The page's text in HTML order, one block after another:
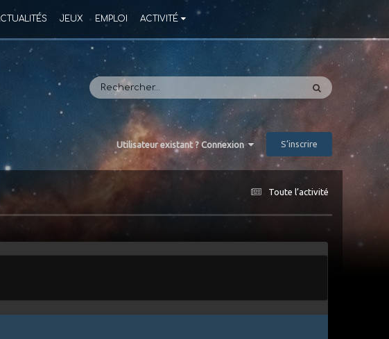
JEUX EMPLOI ACTIVITÉ
Utilisateur existant ? Connexion S’inscrire
Toute l’activité